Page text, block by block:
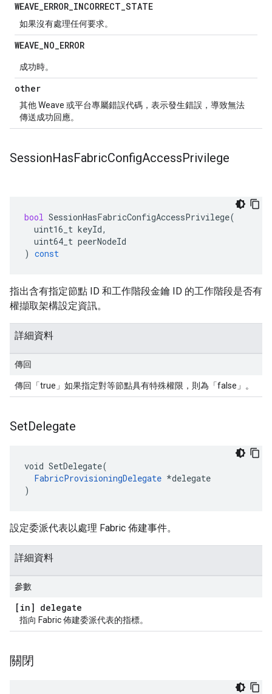
WEAVE_ERROR_INCORRECT_STATE
如果沒有處理任何要求。
WEAVE_NO_ERROR
成功時。
other
其他 Weave 或平台專屬錯誤代碼，表示發生錯誤，導致無法
傳送成功回應。
SessionHasFabricConfigAccessPrivilege
bool SessionHasFabricConfigAccessPrivilege(
uint16_t keyId,
uint64_t peerNodeId
) const
指出含有指定節點 ID 和工作階段金鑰 ID 的工作階段是否有
權擷取架構設定資訊。
詳細資料
傳回
傳回「true」如果指定對等節點具有特殊權限，則為「false」。
SetDelegate
void SetDelegate(
FabricProvisioningDelegate *delegate
)
設定委派代表以處理 Fabric 佈建事件。
詳細資料
參數
[in] delegate
指向 Fabric 佈建委派代表的指標。
關閉